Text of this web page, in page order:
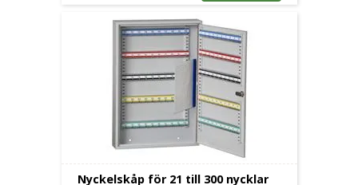
Nyckelskåp för 21 till 300 nycklar